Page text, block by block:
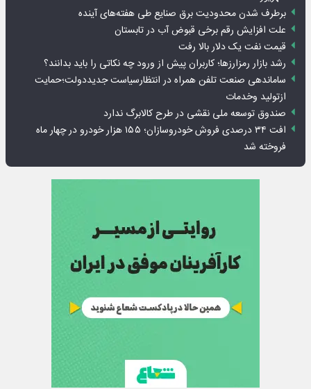
برطرف شدن محدودیت‌ برق صنایع طی هفته‌های آینده
علت افزایش رقم برخی قبوض آب در تابستان
قیمت نفت یک دلار بالا رفت
رشد بازار رمزارزها؛ کاربران پیش از ورود چه نکاتی را باید بدانند؟
ساماندهی صنعت تلفن همراه در انتظارسیاست جدیددولت؛حمایت
ازتولید وخدمات
صندوق توسعه ملی نقشی در طرح کالابرگ ندارد
افت ۳۴ درصدی فروش خودروسازان؛ ۱۵۵ هزار خودرو در چهار ماه
فروخته شد